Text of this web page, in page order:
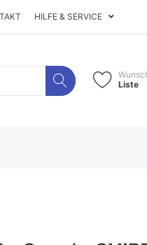
HILFE & SERVICE
Liste